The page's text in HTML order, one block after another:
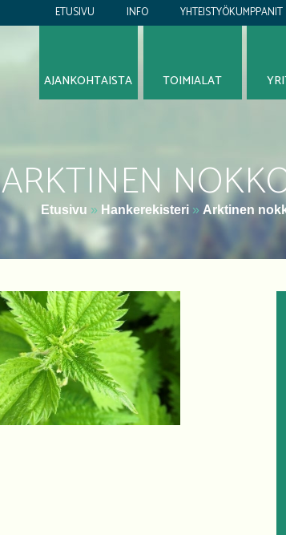
YHTEISTYÖKUMPPANIT
INFO
ETUSIVU
ARKTINEN
Etusivu » Hankerekisteri » Arktinen
TOIMIALAT
AJANKOHTAISTA